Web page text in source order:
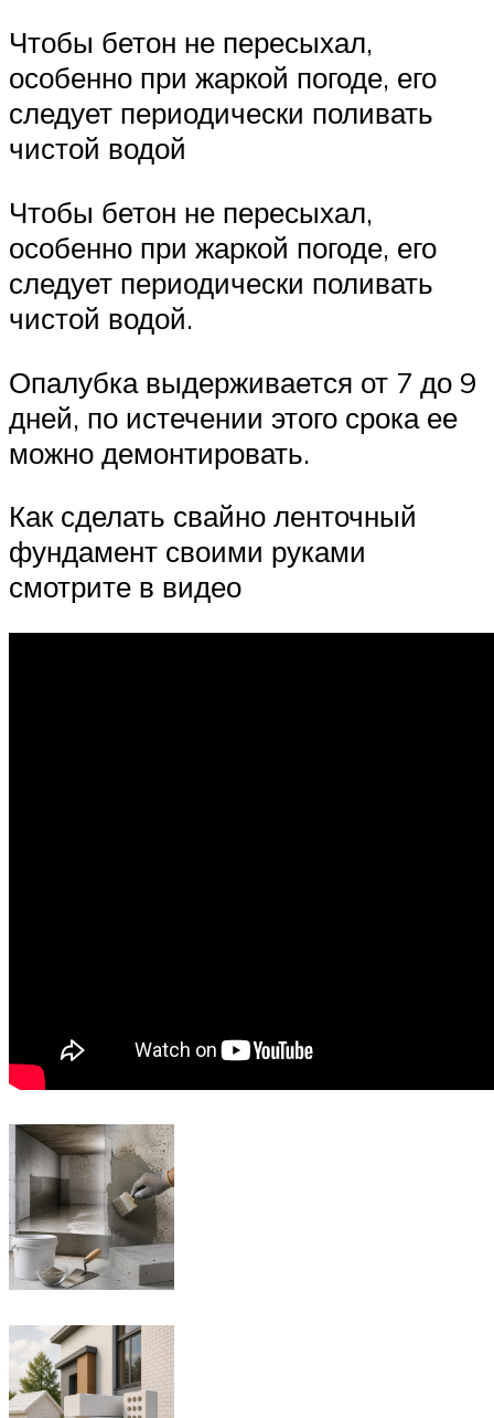
Чтобы бетон не пересыхал,
особенно при жаркой погоде, его
следует периодически поливать
чистой водой
Чтобы бетон не пересыхал,
особенно при жаркой погоде, его
следует периодически поливать
чистой водой.
Опалубка выдерживается от 7 до 9
дней, по истечении этого срока ее
можно демонтировать.
Как сделать свайно ленточный
фундамент своими руками
смотрите в видео